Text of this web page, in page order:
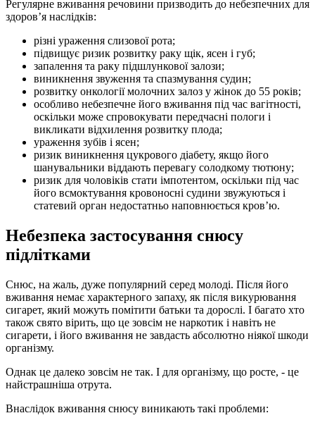
Регулярне вживання речовини призводить до небезпечних для
здоров’я наслідків:
різні ураження слизової рота;
підвищує ризик розвитку раку щік, ясен і губ;
запалення та раку підшлункової залози;
виникнення звуження та спазмування судин;
розвитку онкології молочних залоз у жінок до 55 років;
особливо небезпечне його вживання під час вагітності,
оскільки може спровокувати передчасні пологи і
викликати відхилення розвитку плода;
ураження зубів і ясен;
ризик виникнення цукрового діабету, якщо його
шанувальники віддають перевагу солодкому тютюну;
ризик для чоловіків стати імпотентом, оскільки під час
його всмоктування кровоносні судини звужуються і
статевий орган недостатньо наповнюється кров’ю.
Небезпека застосування снюсу
підлітками
Снюс, на жаль, дуже популярний серед молоді. Після його
вживання немає характерного запаху, як після викурювання
сигарет, який можуть помітити батьки та дорослі. І багато хто
також свято вірить, що це зовсім не наркотик і навіть не
сигарети, і його вживання не завдасть абсолютно ніякої шкоди
організму.
Однак це далеко зовсім не так. І для організму, що росте, - це
найстрашніша отрута.
Внаслідок вживання снюсу виникають такі проблеми: